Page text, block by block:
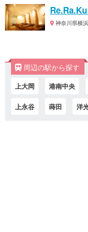
神奈川県横
周辺の駅から探す
上大岡 港南中央
上永谷 蒔田 洋